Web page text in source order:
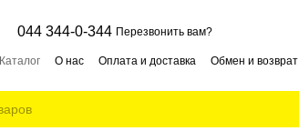
044 344-0-344 Перезвонить вам?
Каталог О нас Оплата и доставка Обмен и возврат